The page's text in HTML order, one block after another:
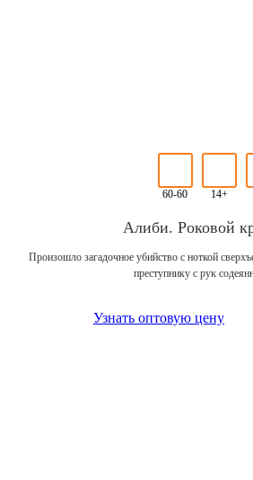
60-60 14+
Алиби. Роковой
Произошло загадочное убийство с ноткой
преступнику с рук
Узнать оптовую цену